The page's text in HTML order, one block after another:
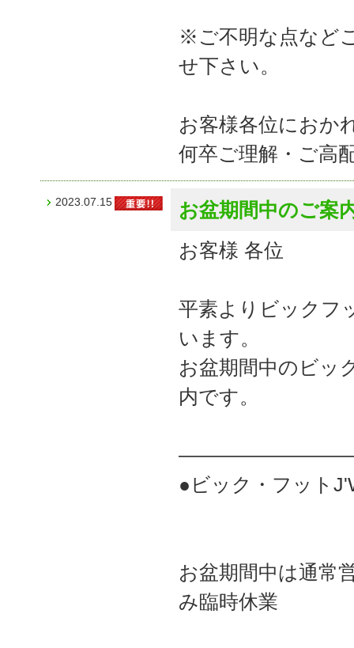
※ご不明な点など
せ下さい。
お客様各位におか
何卒ご理解・ご高
2023.07.15
お盆期間中のご案
お客様 各位
平素よりビックフ
います。
お盆期間中のビッ
内です。
●ビック・フット
お盆期間中は通常
み臨時休業